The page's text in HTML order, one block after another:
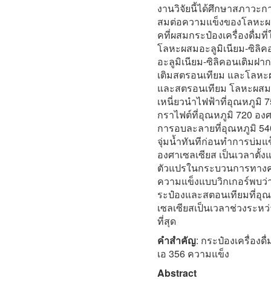
งานวิจัยนี้ได้ศึกษาสภาวะ
สมต่อความแข็งของโลหะ
คที่ผสมกระป๋องเครื่องดื่ม
โลหะผสมอะลูมิเนียม-ซิลิ
อะลูมิเนียม-ซิลิคอนเติมฝ
เติมสตรอนเทียม และโลห
และสตรอนเทียม โลหะผส
เหนี่ยวนำไฟฟ้าที่อุณหภูมิ
กราไฟต์ที่อุณหภูมิ 720 อง
การอบละลายที่อุณหภูมิ
จุ่มน้ำทันทีก่อนทำการบ่มแ
องศาเซลเซียส เป็นเวลาตั้
ตัวแปรในกระบวนการทา
ความแข็งแบบวิกเกอร์พบ
ระป๋องและสตอนเทียมที่อุ
เซลเซียสเป็นเวลาช่วงระ
ที่สุด
คำสำคัญ: กระป๋องเครื่อง
เอ 356 ความแข็ง
Abstract